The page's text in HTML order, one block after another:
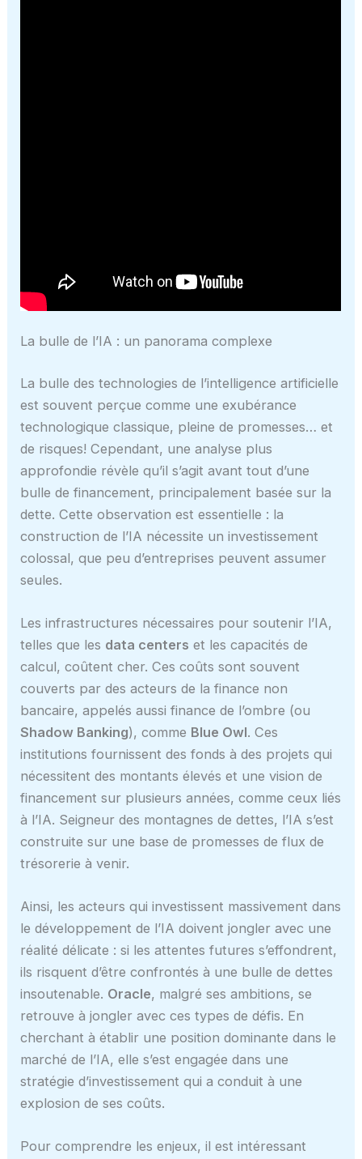
La bulle de l’IA : un panorama complexe
La bulle des technologies de l’intelligence artificielle
est souvent perçue comme une exubérance
technologique classique, pleine de promesses… et
de risques! Cependant, une analyse plus
approfondie révèle qu’il s’agit avant tout d’une
bulle de financement, principalement basée sur la
dette. Cette observation est essentielle : la
construction de l’IA nécessite un investissement
colossal, que peu d’entreprises peuvent assumer
seules.
Les infrastructures nécessaires pour soutenir l’IA,
telles que les data centers et les capacités de
calcul, coûtent cher. Ces coûts sont souvent
couverts par des acteurs de la finance non
bancaire, appelés aussi finance de l’ombre (ou
Shadow Banking), comme Blue Owl. Ces
institutions fournissent des fonds à des projets qui
nécessitent des montants élevés et une vision de
financement sur plusieurs années, comme ceux liés
à l’IA. Seigneur des montagnes de dettes, l’IA s’est
construite sur une base de promesses de flux de
trésorerie à venir.
Ainsi, les acteurs qui investissent massivement dans
le développement de l’IA doivent jongler avec une
réalité délicate : si les attentes futures s’effondrent,
ils risquent d’être confrontés à une bulle de dettes
insoutenable. Oracle, malgré ses ambitions, se
retrouve à jongler avec ces types de défis. En
cherchant à établir une position dominante dans le
marché de l’IA, elle s’est engagée dans une
stratégie d’investissement qui a conduit à une
explosion de ses coûts.
Pour comprendre les enjeux, il est intéressant